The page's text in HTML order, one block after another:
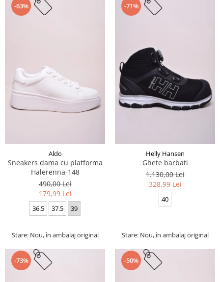
-63%
Aldo
Sneakers dama cu platforma
Halerenna-148
490,00 Lei
179,99 Lei
36.5 37.5 39
Stare: Nou, în ambalaj original
-71%
Helly Hansen
Ghete barbati
1.130,00 Lei
328,99 Lei
40
Stare: Nou, în ambalaj original
-73% -50%